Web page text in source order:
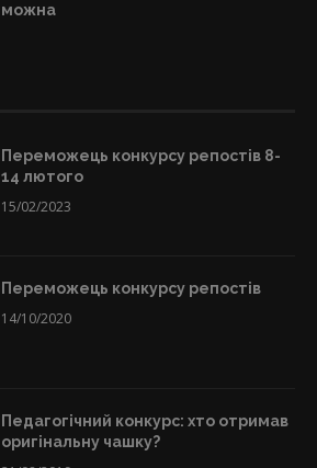
можна
Переможець конкурсу репостів 8-
14 лютого
15/02/2023
Переможець конкурсу репостів
14/10/2020
Педагогічний конкурс: хто отримав
оригінальну чашку?